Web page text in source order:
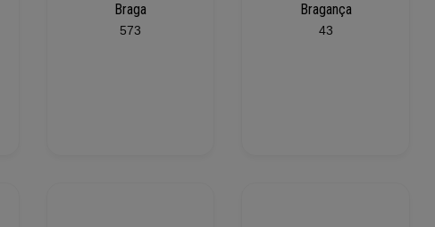
Braga
573
Bragança
43